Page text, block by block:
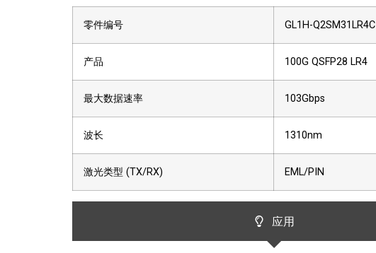
零件编号 GL1H-Q2SM31LR4C
产品 100G QSFP28 LR4
最大数据速率 103Gbps
波长 1310nm
激光类型 (TX/RX) EML/PIN
应用